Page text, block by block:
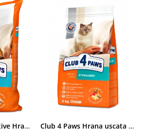
Club 4 Paws Sensitive Hrana uscata pisici adulte, 14kg Club 4 Paws Hrana uscata pisici sterilizate, 2kg